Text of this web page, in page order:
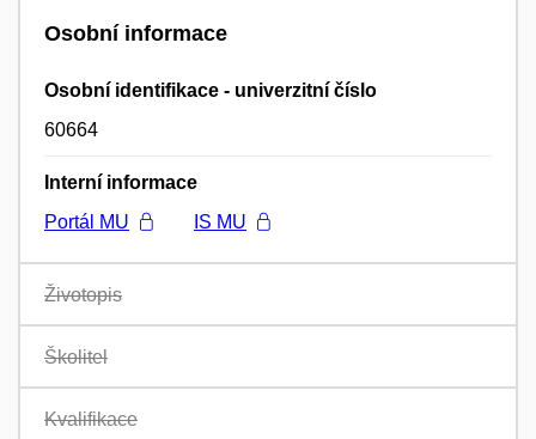
Osobní informace
Osobní identifikace - univerzitní číslo
60664
Interní informace
Portál MU
IS MU
Životopis
Školitel
Kvalifikace